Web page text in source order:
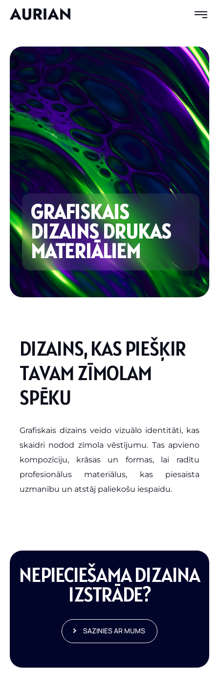
GRAFISKAIS
DIZAINS DRUKAS
MATERIĀLIEM
DIZAINS,KAS PIEŠĶIR
TAVAMZĪMOLAM
SPĒKU
Grafiskais dizains veido vizuālo identitāti, kas
skaidri nodod zīmola vēstījumu. Tas apvieno
kompozīciju, krāsas un formas, lai radītu
profesionālus materiālus, kas piesaista
uzmanību un atstāj paliekošu iespaidu.
NEPIECIEŠAMA DIZAINA
IZSTRĀDE?
SAZINIES AR MUMS